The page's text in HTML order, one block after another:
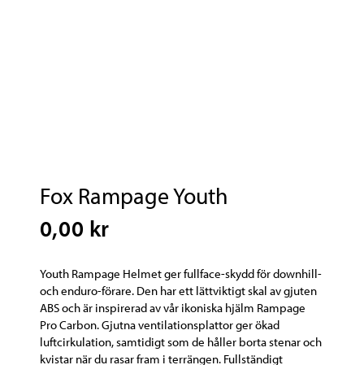
Fox Rampage Youth
0,00 kr
Youth Rampage Helmet ger fullface-skydd för downhill-
och enduro-förare. Den har ett lättviktigt skal av gjuten
ABS och är inspirerad av vår ikoniska hjälm Rampage
Pro Carbon. Gjutna ventilationsplattor ger ökad
luftcirkulation, samtidigt som de håller borta stenar och
kvistar när du rasar fram i terrängen. Fullständigt